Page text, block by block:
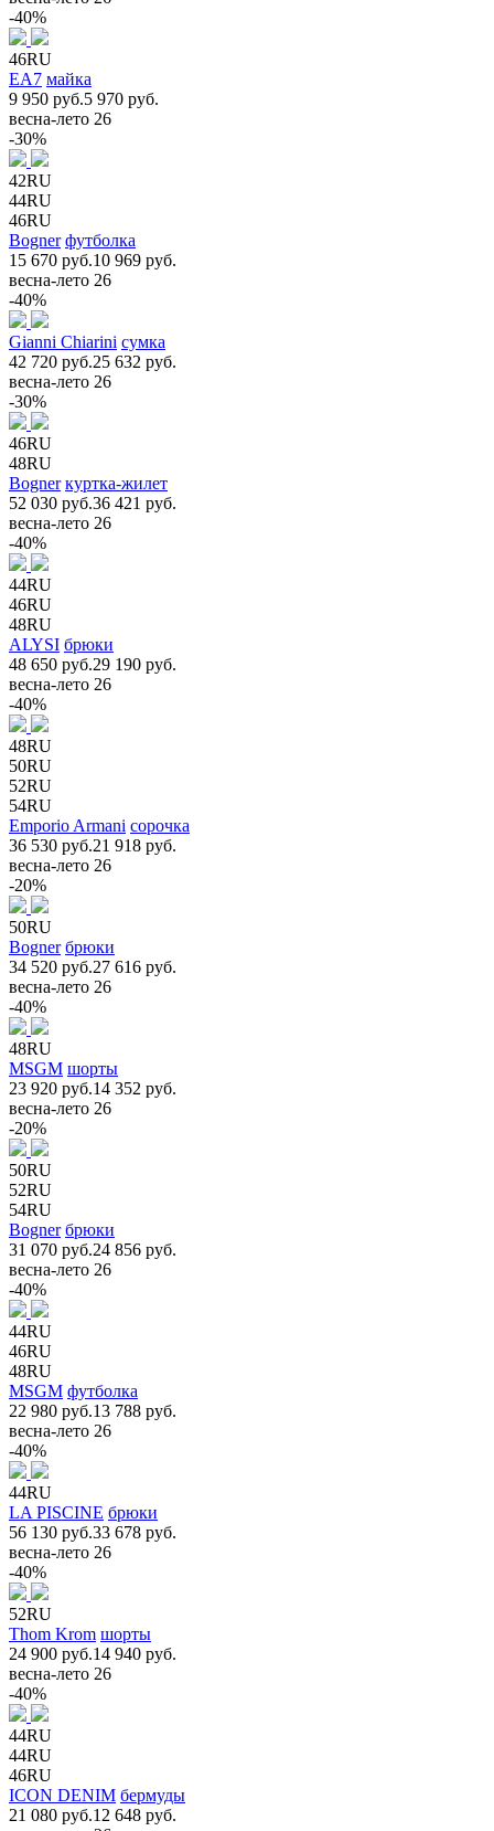
-40%
46RU
EA7 майка
9 950 руб.5 970 руб.
весна-лето 26
-30%
42RU
44RU
46RU
Bogner футболка
15 670 руб.10 969 руб.
весна-лето 26
-40%
Gianni Chiarini сумка
42 720 руб.25 632 руб.
весна-лето 26
-30%
46RU
48RU
Bogner куртка-жилет
52 030 руб.36 421 руб.
весна-лето 26
-40%
44RU
46RU
48RU
ALYSI брюки
48 650 руб.29 190 руб.
весна-лето 26
-40%
48RU
50RU
52RU
54RU
Emporio Armani сорочка
36 530 руб.21 918 руб.
весна-лето 26
-20%
50RU
Bogner брюки
34 520 руб.27 616 руб.
весна-лето 26
-40%
48RU
MSGM шорты
23 920 руб.14 352 руб.
весна-лето 26
-20%
50RU
52RU
54RU
Bogner брюки
31 070 руб.24 856 руб.
весна-лето 26
-40%
44RU
46RU
48RU
MSGM футболка
22 980 руб.13 788 руб.
весна-лето 26
-40%
44RU
LA PISCINE брюки
56 130 руб.33 678 руб.
весна-лето 26
-40%
52RU
Thom Krom шорты
24 900 руб.14 940 руб.
весна-лето 26
-40%
44RU
44RU
46RU
ICON DENIM бермуды
21 080 руб.12 648 руб.